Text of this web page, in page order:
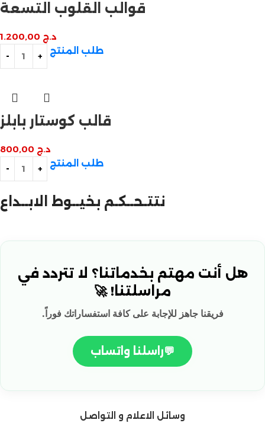
قوالب القلوب التسعة
د.ج
طلب المنتج
قالب كوستار بابلز
د.ج
طلب المنتج
نتتـحــكـم بخيــوط الابــداع
هل أنت مهتم بخدماتنا؟ لا تتردد في
مراسلتنا! 🚀
فريقنا جاهز للإجابة على كافة استفساراتك فوراً.
💬راسلنا واتساب
وسائل الاعلام و التواصل